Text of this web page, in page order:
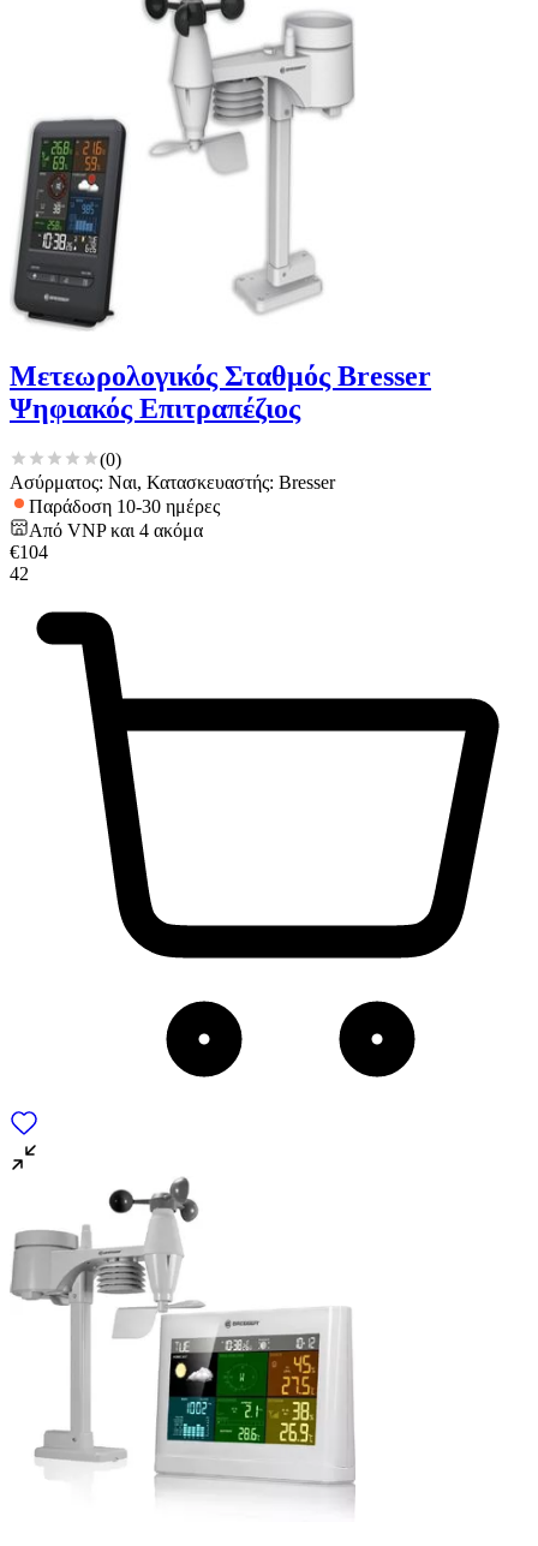
Μετεωρολογικός Σταθμός Bresser
Ψηφιακός Επιτραπέζιος
(0)
Ασύρματος: Ναι, Κατασκευαστής: Bresser
Παράδοση 10-30 ημέρες
Από VNP και 4 ακόμα
€104
42